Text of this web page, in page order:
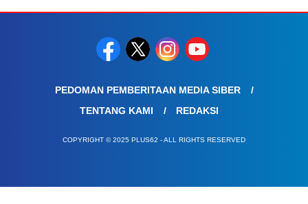
PEDOMAN PEMBERITAAN MEDIA SIBER
TENTANG KAMI
REDAKSI
COPYRIGHT © 2025 PLUS62 - ALL RIGHTS RESERVED